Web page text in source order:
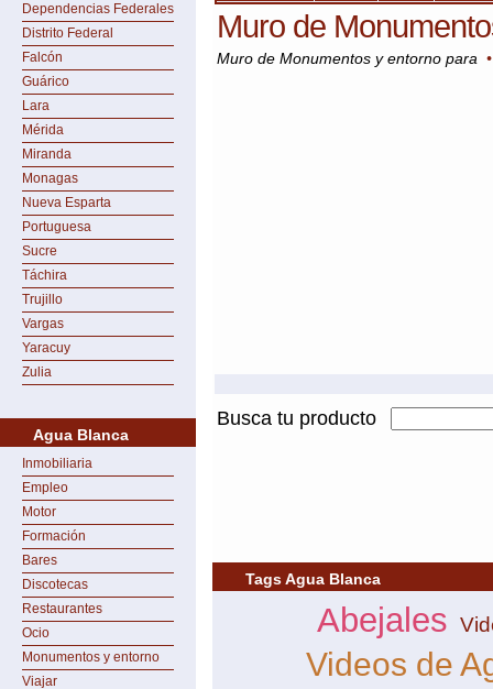
Dependencias Federales
Distrito Federal
Falcón
Guárico
Lara
Mérida
Miranda
Monagas
Nueva Esparta
Portuguesa
Sucre
Táchira
Trujillo
Vargas
Yaracuy
Zulia
Agua Blanca
Inmobiliaria
Empleo
Motor
Formación
Bares
Discotecas
Restaurantes
Ocio
Monumentos y entorno
Viajar
Muro de
Muro de Monumentos y entorno para
Busca tu producto
Tags Agua Blanca
Abejales
Videos de